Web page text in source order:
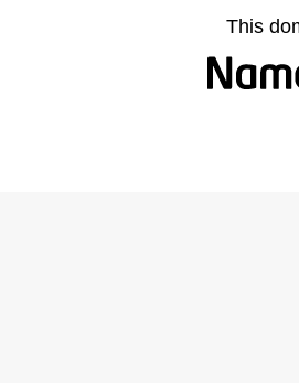
This